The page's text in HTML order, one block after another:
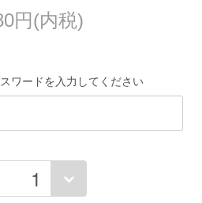
円(内税)
ワードを入力してください